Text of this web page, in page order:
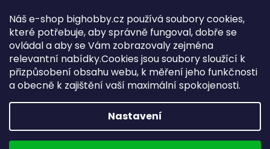
Náš e-shop bighobby.cz používá soubory cookies,
které potřebuje, aby správně fungoval, dobře se
ovládal a aby se Vám zobrazovaly zejména
relevantní nabídky.Cookies jsou soubory sloužící k
přizpůsobení obsahu webu, k měření jeho funkčnosti
a obecně k zajištění vaší maximální spokojenosti.
Nastavení
Jak vybrat správné servo?
Najít správné servo
Copyright (c) 2016 -2026 Big hobby.cz - všechna práva